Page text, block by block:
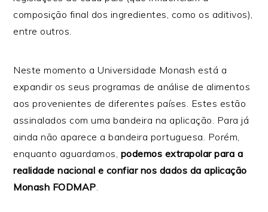
composição final dos ingredientes, como os aditivos),
entre outros.
Neste momento a Universidade Monash está a
expandir os seus programas de análise de alimentos
aos provenientes de diferentes países. Estes estão
assinalados com uma bandeira na aplicação. Para já
ainda não aparece a bandeira portuguesa. Porém,
enquanto aguardamos, podemos extrapolar para a
realidade nacional e confiar nos dados da aplicação
Monash FODMAP.